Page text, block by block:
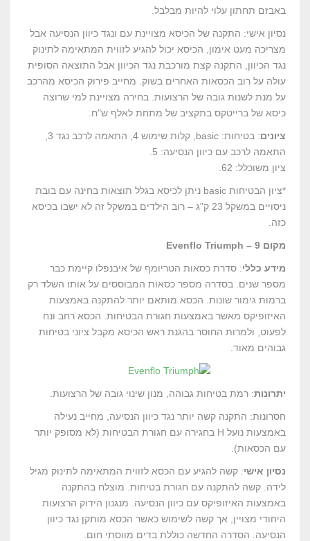
באבזם תחתון עלוי להיות מבלבל.
נסיון אישי: התקנה של הכיסא מצויינת עם ונגד כיוון הנסיעה אבל
מצריכה מעט אימון, הכיסא יכול להגיע לזווית המתאימה לתינוק
נגד הכיוון, התקנה קצת מורכבת נגד הכיוון אבל התוצאה הסופית
עולה על רוב הכסאות האחרים בשוק. מחייב פירוק הכיסא מהרכב
על מנת לשנות גובה של הרצועות. בחירה מצויינת למי שרוצה
כיסא של ברייטקס בתקציב של מתחת לאלף ש"ח.
ציונים
התאמה לרכב עם כיוון הנסיעה: 5.
ציון משוכלל: 62.
*ציון הבטיחות basic ניתן לכיסא בגלל תוצאות בחינה עם בובת
ניסויים במשקל 23 ק"ג – רוב הילדים במשקל זה לא ישבו בכיסא
כזה.
מקום 9 – Evenflo Triumph
מידע כללי: סדרת כסאות הטריומף של איבנפלו קיימת כבר
מספר שנים. בסדרה מספר כסאות המבוססים על אותו השלד רק
ברמות גימור שונות. הכסא מותאם יותר להתקנה באמצעות
האיזופיקס מאשר באמצעות חגורת הבטיחות. הכסא רחב ונח
לפעוט, ולמרות החוסר בהגנת ראש הכיסא מקבל ציוני בטיחות
גבוהים מאוד.
יתרונות: רמת בטיחות גבוהה, מנון שינוי גובה של הרצועות.
חסרונות: התקנה קשה יותר נגד כיוון הנסיעה, מחייב נעילה
באמצעות נועל H בחגירה עם חגורת הבטיחות (לא מסופק יותר
עם הכסאות).
נסיון אישי: קשה להגיע עם הכסא לזווית המתאימה לתינוק מגיל
לידה. קשה להתקנה עם חגורת בטיחות. מוצלח בהתקנה
באמצעות האיזופיקס עם כיוון הנסיעה. מנגנון הידוק הרצועות
היחודי מצויין, אך קשה לשימוש כאשר הכסא מותקן נגד כיוון
הנסיעה. הסדרה החדשה כוללת בדים מווסתי חום.